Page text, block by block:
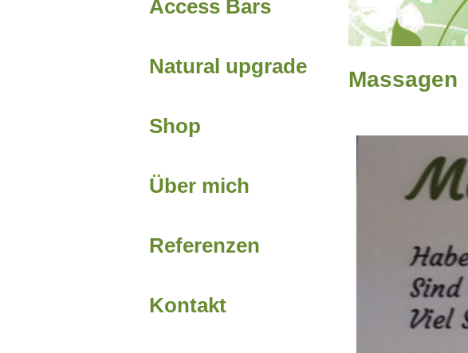
Access Bars
Natural upgrade
Shop
Über mich
Referenzen
Kontakt
Massagen